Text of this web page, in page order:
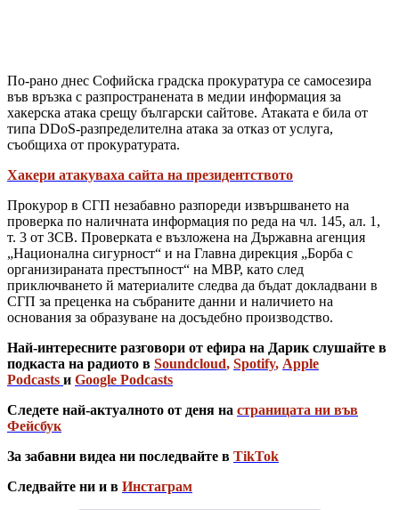
По-рано днес Софийска градска прокуратура се самосезира
във връзка с разпространената в медии информация за
хакерска атака срещу български сайтове. Атаката е била от
типа DDoS-разпределителна атака за отказ от услуга,
съобщиха от прокуратурата.
Хакери атакуваха сайта на президентството
Прокурор в СГП незабавно разпореди извършването на
проверка по наличната информация по реда на чл. 145, ал. 1,
т. 3 от ЗСВ. Проверката е възложена на Държавна агенция
„Национална сигурност“ и на Главна дирекция „Борба с
организираната престъпност“ на МВР, като след
приключването й материалите следва да бъдат докладвани в
СГП за преценка на събраните данни и наличието на
основания за образуване на досъдебно производство.
Най-интересните разговори от ефира на Дарик слушайте в
подкаста на радиото в Soundcloud, Spotify, Apple
Podcasts и Google Podcasts
Следете най-актуалното от деня на страницата ни във
Фейсбук
За забавни видеа ни последвайте в TikTok
Следвайте ни и в Инстаграм